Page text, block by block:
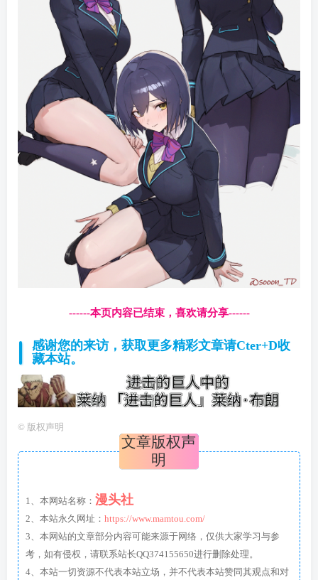
------本页内容已结束，喜欢请分享------
感谢您的来访，获取更多精彩文章请Cter+D收
藏本站。
© 版权声明
文章版权声
明
1、本网站名称： 漫头社
2、本站永久网址： https://www.mamtou.com/
3、本网站的文章部分内容可能来源于网络，仅供大家学习与参
考，如有侵权，请联系站长QQ374155650进行删除处理。
4、本站一切资源不代表本站立场，并不代表本站赞同其观点和对